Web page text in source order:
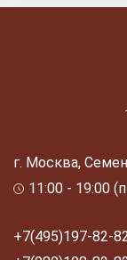
г. Москва,
11:00 - 19:00
+7(495)197-82-